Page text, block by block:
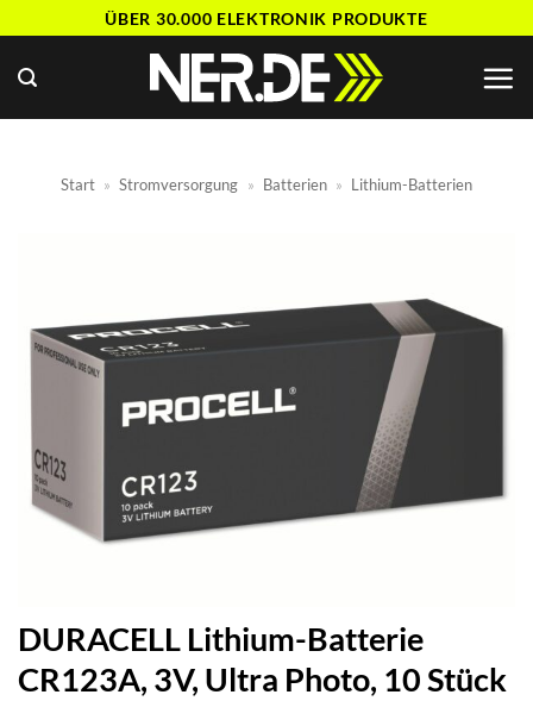
springen
ÜBER 30.000 ELEKTRONIK PRODUKTE
Start » Stromversorgung » Batterien » Lithium-Batterien
DURACELL Lithium-Batterie
CR123A, 3V, Ultra Photo, 10 Stück